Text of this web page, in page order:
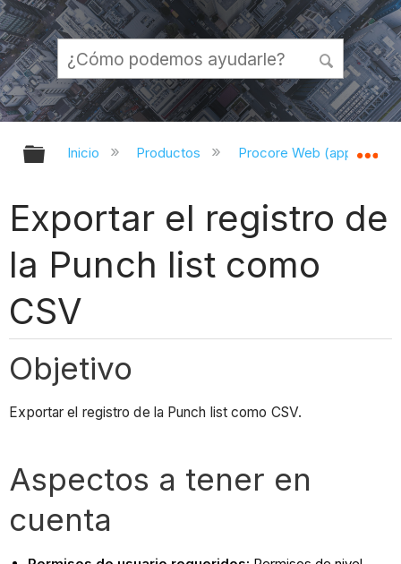
Expandir/contraer jerarquía global
Inicio Productos Procore Web
Exportar el registro de
la Punch list como
CSV
Objetivo
Exportar el registro de la Punch list como CSV.
Aspectos a tener en
cuenta